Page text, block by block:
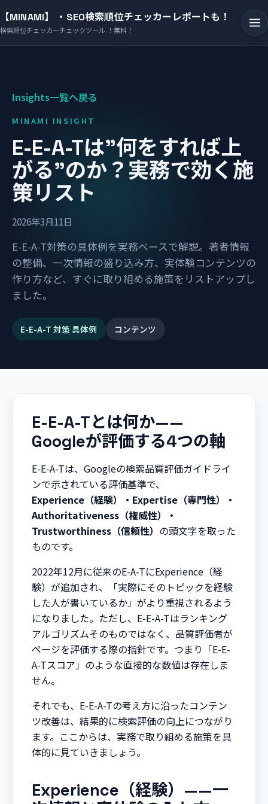
【MINAMI】 ・SEO検索順位チェッカーレポートも！
検索順位チェッカーチェックツール ！無料！
Insights一覧へ戻る
MINAMI INSIGHT
E-E-A-Tは”何をすれば上
がる”のか？実務で効く施
策リスト
2026年3月11日
E-E-A-T対策の具体例を実務ベースで解説。著者情報
の整備、一次情報の盛り込み方、実体験コンテンツの
作り方など、すぐに取り組める施策をリストアップし
ました。
E-E-A-T 対策 具体例 コンテンツ
E-E-A-Tとは何か——
Googleが評価する4つの軸
E-E-A-Tは、Googleの検索品質評価ガイドライ
ンで示されている評価基準で、
Experience（経験）・Expertise（専門性）・
Authoritativeness（権威性）・
Trustworthiness（信頼性） の頭文字を取った
ものです。
2022年12月に従来のE-A-TにExperience（経
験）が追加され、「実際にそのトピックを経験
した人が書いているか」がより重視されるよう
になりました。ただし、E-E-A-Tはランキング
アルゴリズムそのものではなく、品質評価者が
ページを評価する際の指針です。つまり「E-E-
A-Tスコア」のような直接的な数値は存在しま
せん。
それでも、E-E-A-Tの考え方に沿ったコンテン
ツ改善は、結果的に検索評価の向上につながり
ます。ここからは、実務で取り組める施策を具
体的に見ていきましょう。
Experience（経験）——一